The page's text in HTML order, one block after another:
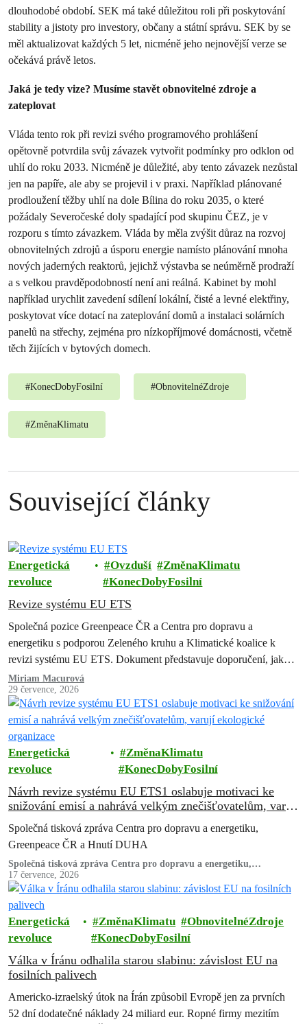
dlouhodobé období. SEK má také důležitou roli při poskytování
stability a jistoty pro investory, občany a státní správu. SEK by se
měl aktualizovat každých 5 let, nicméně jeho nejnovější verze se
očekává právě letos.
Jaká je tedy vize? Musíme stavět obnovitelné zdroje a
zateplovat
Vláda tento rok při revizi svého programového prohlášení
opětovně potvrdila svůj závazek vytvořit podmínky pro odklon od
uhlí do roku 2033. Nicméně je důležité, aby tento závazek nezůstal
jen na papíře, ale aby se projevil i v praxi. Například plánované
prodloužení těžby uhlí na dole Bílina do roku 2035, o které
požádaly Severočeské doly spadající pod skupinu ČEZ, je v
rozporu s tímto závazkem. Vláda by měla zvýšit důraz na rozvoj
obnovitelných zdrojů a úsporu energie namísto plánování mnoha
nových jaderných reaktorů, jejichž výstavba se neúměrně prodraží
a s velkou pravděpodobností není ani reálná. Kabinet by mohl
například urychlit zavedení sdílení lokální, čisté a levné elektřiny,
poskytovat více dotací na zateplování domů a instalaci solárních
panelů na střechy, zejména pro nízkopříjmové domácnosti, včetně
těch žijících v bytových domech.
#KonecDobyFosilní #ObnovitelnéZdroje
#ZměnaKlimatu
Související články
Energetická
revoluce
Ovzduší
ZměnaKlimatu
KonecDobyFosilní
Revize systému EU ETS
Společná pozice Greenpeace ČR a Centra pro dopravu a
energetiku s podporou Zeleného kruhu a Klimatické koalice k
revizi systému EU ETS. Dokument představuje doporučení, jak
zachovat a posílit systém…
Miriam Macurová
29 července, 2026
Energetická
revoluce
ZměnaKlimatu
KonecDobyFosilní
Návrh revize systému EU ETS1 oslabuje motivaci ke
snižování emisí a nahrává velkým znečišťovatelům, varují
ekologické organizace
Společná tisková zpráva Centra pro dopravu a energetiku,
Greenpeace ČR a Hnutí DUHA
Společná tisková zpráva Centra pro dopravu a energetiku,
Greenpeace ČR a Hnutí DUHA
17 července, 2026
Energetická
revoluce
ZměnaKlimatu
ObnovitelnéZdroje
KonecDobyFosilní
Válka v Íránu odhalila starou slabinu: závislost EU na
fosilních palivech
Americko-izraelský útok na Írán způsobil Evropě jen za prvních
52 dní dodatečné náklady 24 miliard eur. Ropné firmy mezitím